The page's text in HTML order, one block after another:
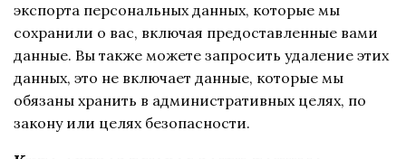
экспорта персональных данных, которые мы
сохранили о вас, включая предоставленные вами
данные. Вы также можете запросить удаление этих
данных, это не включает данные, которые мы
обязаны хранить в административных целях, по
закону или целях безопасности.